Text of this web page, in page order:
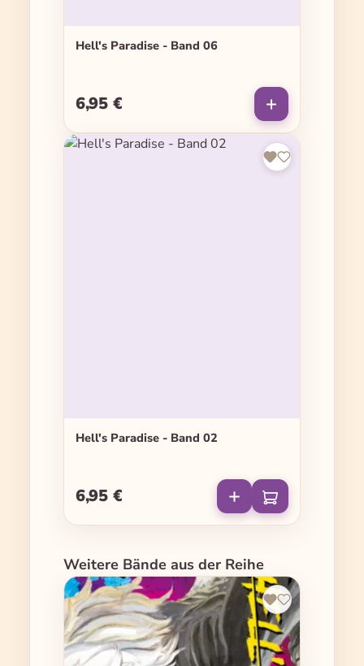
Hell's Paradise - Band 06
Regulärer Preis:
6,95 €
Hell's Paradise - Band 02
Regulärer Preis:
6,95 €
Produktgalerie überspringen
Weitere Bände aus der Reihe